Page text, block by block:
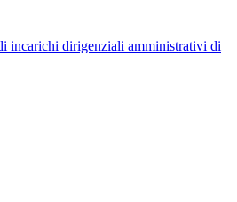
incarichi dirigenziali amministrativi di